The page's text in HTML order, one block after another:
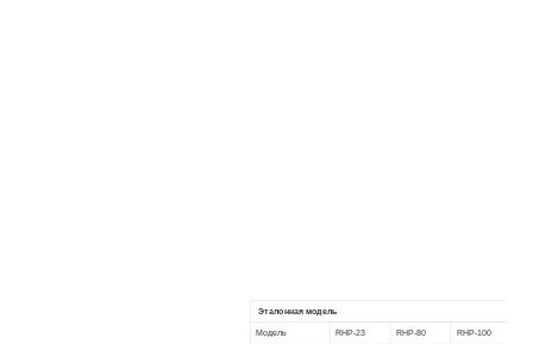
Эталонная модель
Модель RHP-23 RHP-80 RHP-100